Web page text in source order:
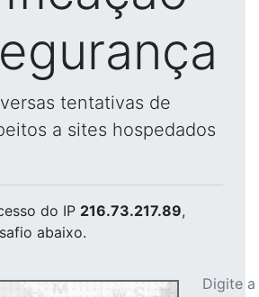
tentativas de
a sites hospedados
do IP 216.73.217.89,
abaixo.
Digite